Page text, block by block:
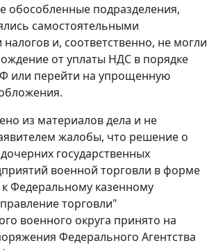
обособленные подразделения,
самостоятельными
и, соответственно, не могли
от уплаты НДС в порядке
или перейти на упрощенную
из материалов дела и не
жалобы, что решение о
государственных
военной торговли в форме
Федеральному казенному
торговли"
военного округа принято на
Федерального Агентства